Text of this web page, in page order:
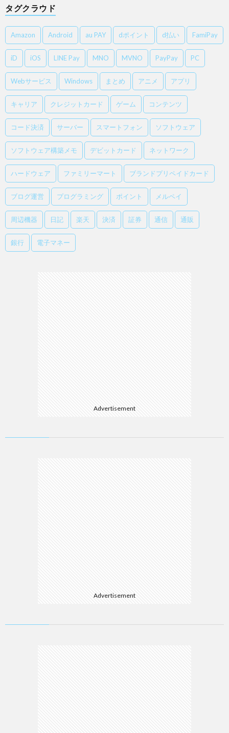
タグクラウド
Amazon Android au PAY dポイント d払い FamiPay
iD iOS LINE Pay MNO MVNO PayPay PC
Webサービス Windows まとめ アニメ アプリ
キャリア クレジットカード ゲーム コンテンツ
コード決済 サーバー スマートフォン ソフトウェア
ソフトウェア構築メモ デビットカード ネットワーク
ハードウェア ファミリーマート ブランドプリペイドカード
ブログ運営 プログラミング ポイント メルペイ
周辺機器 日記 楽天 決済 証券 通信 通販
銀行 電子マネー
Advertisement
Advertisement